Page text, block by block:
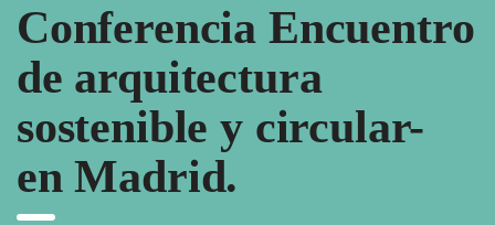
Conferencia Encuentro
de arquitectura
sostenible y circular-
en Madrid.